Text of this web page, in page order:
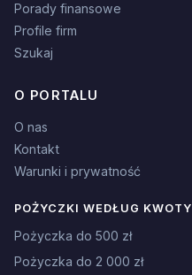
Porady finansowe
Profile firm
Szukaj
O PORTALU
O nas
Kontakt
Warunki i prywatność
POŻYCZKI WEDŁUG KWOTY
Pożyczka do 500 zł
Pożyczka do 2 000 zł